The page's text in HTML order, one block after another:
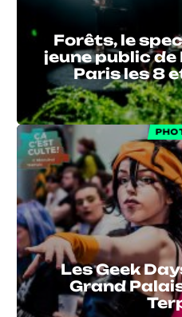
Forêts, le
jeune public de
Paris les 8
Les Geek
Grand